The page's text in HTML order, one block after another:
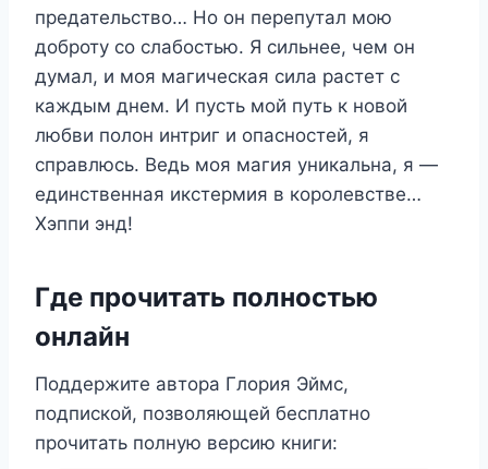
предательство… Но он перепутал мою
доброту со слабостью. Я сильнее, чем он
думал, и моя магическая сила растет с
каждым днем. И пусть мой путь к новой
любви полон интриг и опасностей, я
справлюсь. Ведь моя магия уникальна, я —
единственная икстермия в королевстве…
Хэппи энд!
Где прочитать полностью
онлайн
Поддержите автора Глория Эймс,
подпиской, позволяющей бесплатно
прочитать полную версию книги: